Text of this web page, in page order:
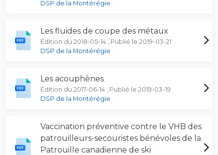
DSP de la Montérégie
Les fluides de coupe des métaux
Édition du 2018-05-14 , Publié le 2019-03-21
DSP de la Montérégie
Les acouphènes
Édition du 2017-06-14 , Publié le 2019-03-19
DSP de la Montérégie
Vaccination préventive contre le VHB des
patrouilleurs-secouristes bénévoles de la
Patrouille canadienne de ski